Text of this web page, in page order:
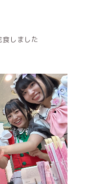
しました